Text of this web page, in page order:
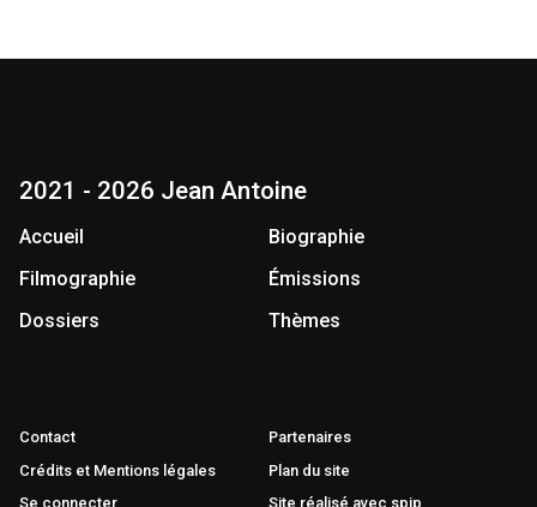
2021 - 2026 Jean Antoine
Accueil
Biographie
Filmographie
Émissions
Dossiers
Thèmes
Contact
Partenaires
Crédits et Mentions légales
Plan du site
Se connecter
Site réalisé avec spip